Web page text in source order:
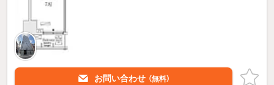
お問い合わせ （無料）